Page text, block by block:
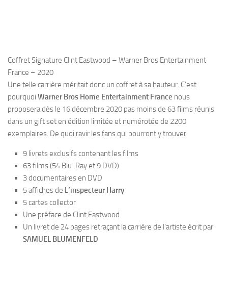
Coffret Signature Clint Eastwood – Warner Bros Entertainment
France – 2020
Une telle carrière méritait donc un coffret à sa hauteur. C’est
pourquoi Warner Bros Home Entertainment France nous
proposera dès le 16 décembre 2020 pas moins de 63 films réunis
dans un gift set en édition limitée et numérotée de 2200
exemplaires. De quoi ravir les fans qui pourront y trouver:
9 livrets exclusifs contenant les films
63 films (54 Blu-Ray et 9 DVD)
3 documentaires en DVD
5 affiches de L’inspecteur Harry
5 cartes collector
Une préface de Clint Eastwood
Un livret de 24 pages retraçant la carrière de l’artiste écrit par
SAMUEL BLUMENFELD